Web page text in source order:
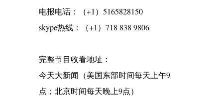
电报电话：（+1）5165828150
skype热线：（+1）718 838 9806
完整节目收看地址：
今天大新闻（美国东部时间每天上午9
点；北京时间每天晚上9点）